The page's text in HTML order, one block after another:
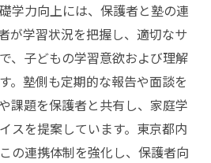
学力向上には、保護者と塾の連
が学習状況を把握し、適切なサ
、子どもの学習意欲および理解
。塾側も定期的な報告や面談を
課題を保護者と共有し、家庭学
スを提案しています。東京都内
の連携体制を強化し、保護者向